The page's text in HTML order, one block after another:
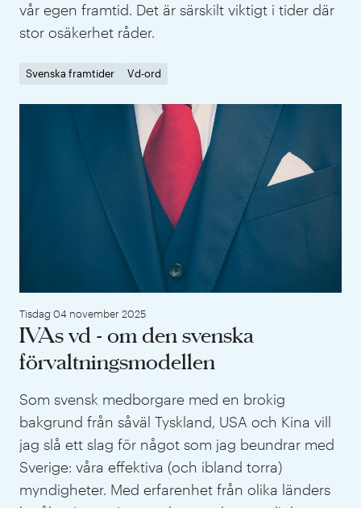
vår egen framtid. Det är särskilt viktigt i tider där
stor osäkerhet råder.
Svenska framtider Vd-ord
Tisdag 04 november 2025
IVAs vd - om den svenska
förvaltningsmodellen
Som svensk medborgare med en brokig
bakgrund från såväl Tyskland, USA och Kina vill
jag slå ett slag för något som jag beundrar med
Sverige: våra effektiva (och ibland torra)
myndigheter. Med erfarenhet från olika länders